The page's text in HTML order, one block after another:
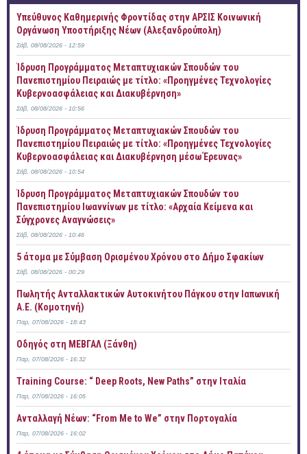
Yπεύθυνος Καθημερινής Φροντίδας στην ΑΡΣΙΣ Κοινωνική
Οργάνωση Υποστήριξης Νέων (Αλεξανδρούπολη)
Σάβ, 08/08/2026 - 12:59
Ίδρυση Προγράμματος Μεταπτυχιακών Σπουδών του
Πανεπιστημίου Πειραιώς με τίτλο: «Προηγμένες Τεχνολογίες
Κυβερνοασφάλειας και Διακυβέρνηση»
Σάβ, 08/08/2026 - 10:56
Ίδρυση Προγράμματος Μεταπτυχιακών Σπουδών του
Πανεπιστημίου Πειραιώς με τίτλο: «Προηγμένες Τεχνολογίες
Κυβερνοασφάλειας και Διακυβέρνηση μέσω Έρευνας»
Σάβ, 08/08/2026 - 10:54
Ίδρυση Προγράμματος Μεταπτυχιακών Σπουδών του
Πανεπιστημίου Ιωαννίνων με τίτλο: «Αρχαία Κείμενα και
Σύγχρονες Αναγνώσεις»
Σάβ, 08/08/2026 - 10:46
5 άτομα με Σύμβαση Ορισμένου Χρόνου στο Δήμο Σφακίων
Σάβ, 08/08/2026 - 00:29
Πωλητής Ανταλλακτικών Αυτοκινήτου Πάγκου στην Ιαπωνική
Α.Ε. (Κομοτηνή)
Παρ, 07/08/2026 - 18:43
Οδηγός στη ΜΕΒΓΑΛ (Ξάνθη)
Παρ, 07/08/2026 - 16:32
Training Course: “ Deep Roots, New Paths” στην Ιταλία
Παρ, 07/08/2026 - 16:05
Ανταλλαγή Νέων: “From Me to We” στην Πορτογαλία
Παρ, 07/08/2026 - 16:02